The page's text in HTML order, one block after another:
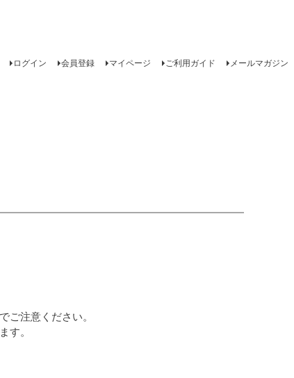
ログイン 会員登録 マイページ ご利用ガイド メールマガジン
ご注意ください。
す。